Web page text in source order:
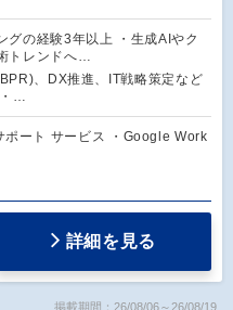
グの経験3年以上 ・生成AIやク
トレンドへ…
、DX推進、IT戦略策定など
…
ポート サービス ・Google Work
詳細を見る
掲載期間：26/08/06～26/08/19